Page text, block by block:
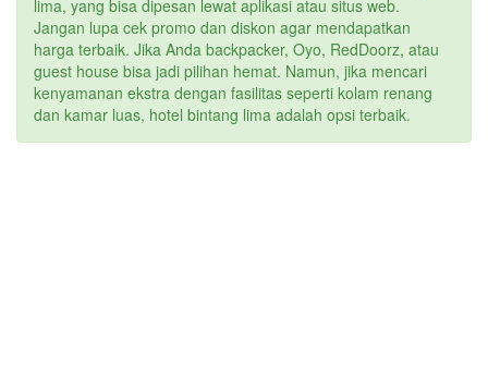
lima, yang bisa dipesan lewat aplikasi atau situs web.
Jangan lupa cek promo dan diskon agar mendapatkan
harga terbaik. Jika Anda backpacker, Oyo, RedDoorz, atau
guest house bisa jadi pilihan hemat. Namun, jika mencari
kenyamanan ekstra dengan fasilitas seperti kolam renang
dan kamar luas, hotel bintang lima adalah opsi terbaik.